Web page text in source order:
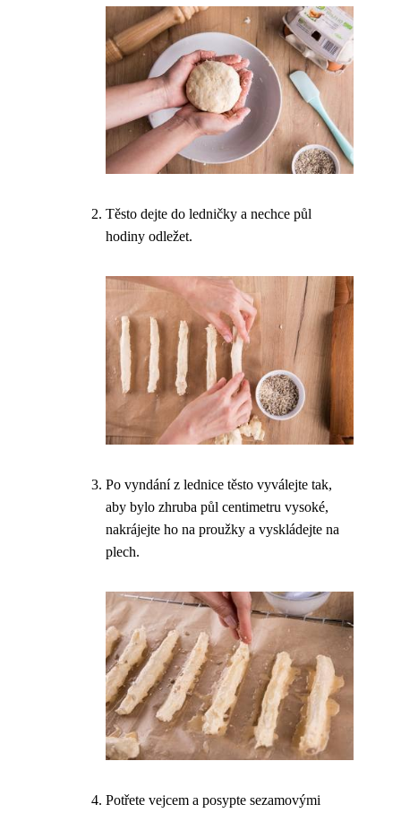
Těsto dejte do ledničky a nechce půl
hodiny odležet.
Po vyndání z lednice těsto vyválejte tak,
aby bylo zhruba půl centimetru vysoké,
nakrájejte ho na proužky a vyskládejte na
plech.
Potřete vejcem a posypte sezamovými